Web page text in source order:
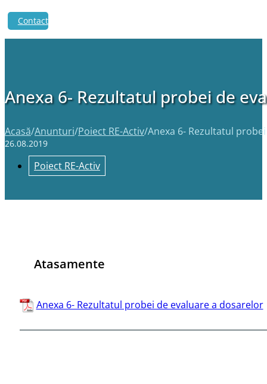
Contact
Anexa 6- Rezultatul probei de
Acasă/Anunturi/Poiect RE-Activ/Anexa 6- Rezultatul
26.08.2019
Poiect RE-Activ
Atasamente
Anexa 6- Rezultatul probei de evaluare a dosarelor